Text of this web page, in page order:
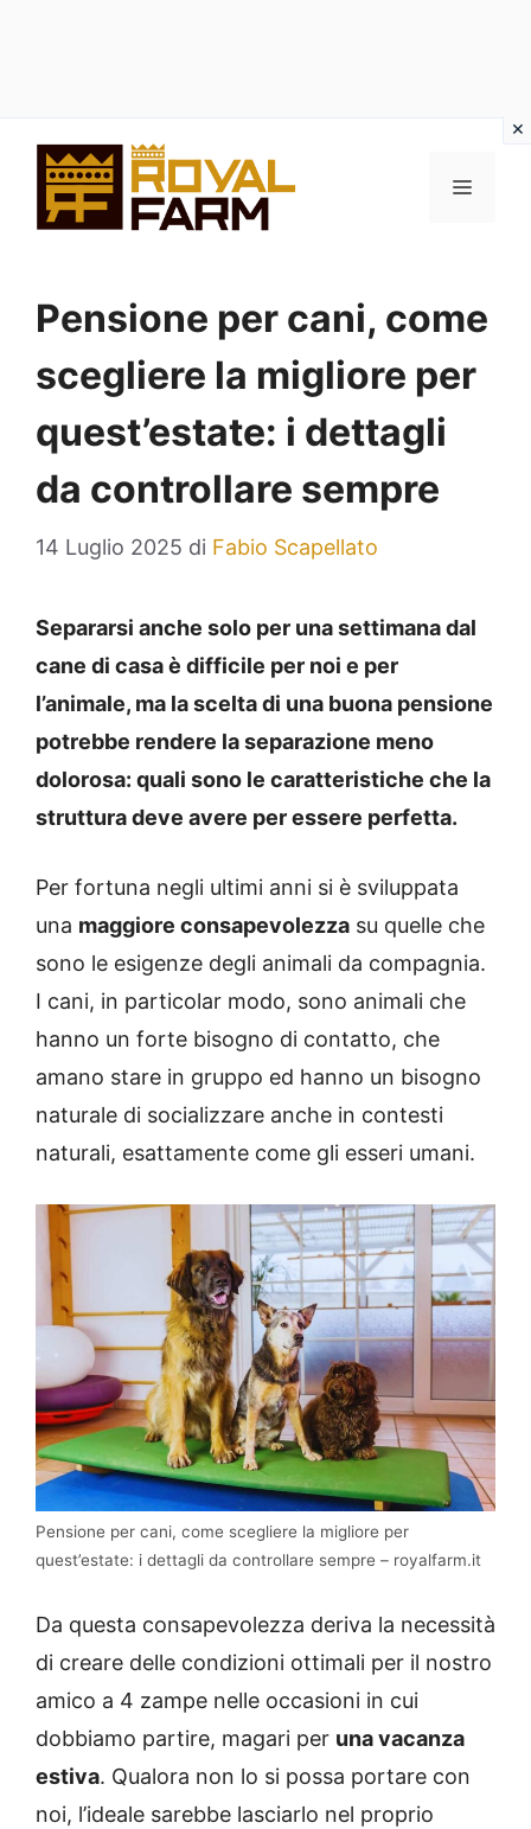
contenuto
MENU
Pensione per cani, come
scegliere la migliore per
quest’estate: i dettagli
da controllare sempre
14 Luglio 2025 di Fabio Scapellato
Separarsi anche solo per una settimana dal
cane di casa è difficile per noi e per
l’animale, ma la scelta di una buona pensione
potrebbe rendere la separazione meno
dolorosa: quali sono le caratteristiche che la
struttura deve avere per essere perfetta.
Per fortuna negli ultimi anni si è sviluppata
una maggiore consapevolezza su quelle che
sono le esigenze degli animali da compagnia.
I cani, in particolar modo, sono animali che
hanno un forte bisogno di contatto, che
amano stare in gruppo ed hanno un bisogno
naturale di socializzare anche in contesti
naturali, esattamente come gli esseri umani.
Pensione per cani, come scegliere la migliore per
quest’estate: i dettagli da controllare sempre – royalfarm.it
Da questa consapevolezza deriva la necessità
di creare delle condizioni ottimali per il nostro
amico a 4 zampe nelle occasioni in cui
dobbiamo partire, magari per una vacanza
estiva. Qualora non lo si possa portare con
noi, l’ideale sarebbe lasciarlo nel proprio